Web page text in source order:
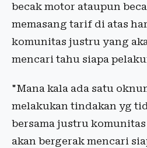
becak motor ataupun
memasang tarif di atas
komunitas justru yang
mencari tahu siapa
"Mana kala ada satu
melakukan tindakan yg
bersama justru
akan bergerak mencari